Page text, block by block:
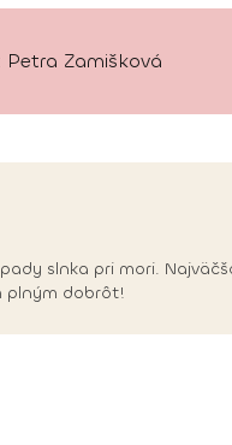
Petra Zamišková
slnka pri mori.
plným dobrôt!